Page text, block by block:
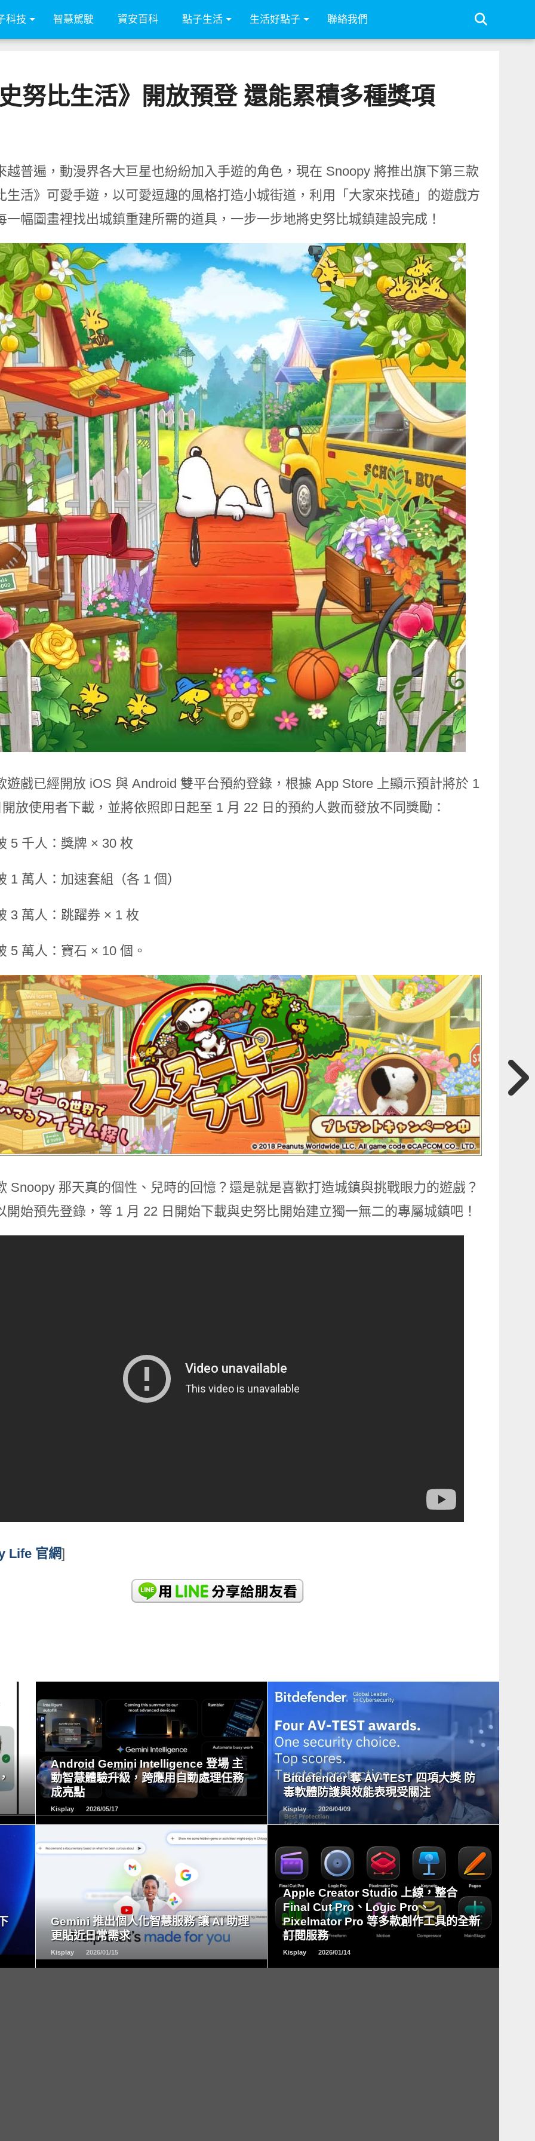
科技 智慧駕駛 資安百科 點子生活 生活好點子 聯絡我們
努比生活》開放預登 還能累積多種獎項
越普遍，動漫界各大巨星也紛紛加入手遊的角色，現在 Snoopy 將推出旗下第三款
生活》可愛手遊，以可愛逗趣的風格打造小城街道，利用「大家來找碴」的遊戲方
一幅圖畫裡找出城鎮重建所需的道具，一步一步地將史努比城鎮建設完成！
遊戲已經開放 iOS 與 Android 雙平台預約登錄，根據 App Store 上顯示預計將於 1
放使用者下載，並將依照即日起至 1 月 22 日的預約人數而發放不同獎勵：
5 千人：獎牌 × 30 枚
1 萬人：加速套組（各 1 個）
3 萬人：跳躍券 × 1 枚
5 萬人：寶石 × 10 個。
Snoopy 那天真的個性、兒時的回憶？還是就是喜歡打造城鎮與挑戰眼力的遊戲？
開始預先登錄，等 1 月 22 日開始下載與史努比開始建立獨一無二的專屬城鎮吧！
Life 官網]
Android Gemini Intelligence 登場 主
動智慧體驗升級，跨應用自動處理任務
成亮點
Kisplay 2026/05/17
READ
MORE
Bitdefender 奪 AV-TEST 四項大獎 防
毒軟體防護與效能表現受關注
Kisplay 2026/04/09
READ
MORE
Gemini 推出個人化智慧服務 讓 AI 助理
更貼近日常需求
Kisplay 2026/01/15
READ
MORE
Apple Creator Studio 上線，整合
Final Cut Pro、Logic Pro、
Pixelmator Pro 等多款創作工具的全新
訂閱服務
Kisplay 2026/01/14
READ
MORE